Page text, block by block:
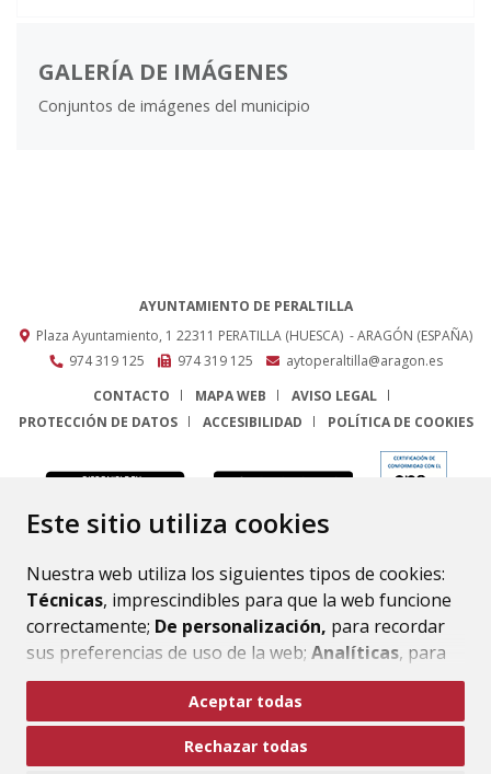
Este sitio utiliza cookies
Nuestra web utiliza los siguientes tipos de cookies:
Técnicas, imprescindibles para que la web funcione
correctamente; De personalización, para recordar
sus preferencias de uso de la web; Analíticas, para
mejorar el funcionamiento de la web y sus servicios.
Si acepta pulsando el botón“Aceptar todas”
consideramos que acepta su uso. Si pulsa el botón
Aceptar todas
Rechazar todas
GALERÍA DE IMÁGENES
Conjuntos de imágenes del municipio
AYUNTAMIENTO DE PERALTILLA
Plaza Ayuntamiento, 1 22311 PERATILLA (HUESCA) - ARAGÓN (ESPAÑA)
974 319 125
974 319 125
aytoperaltilla@aragon.es
CONTACTO
MAPA WEB
AVISO LEGAL
PROTECCIÓN DE DATOS
ACCESIBILIDAD POLÍTICA DE COOKIES